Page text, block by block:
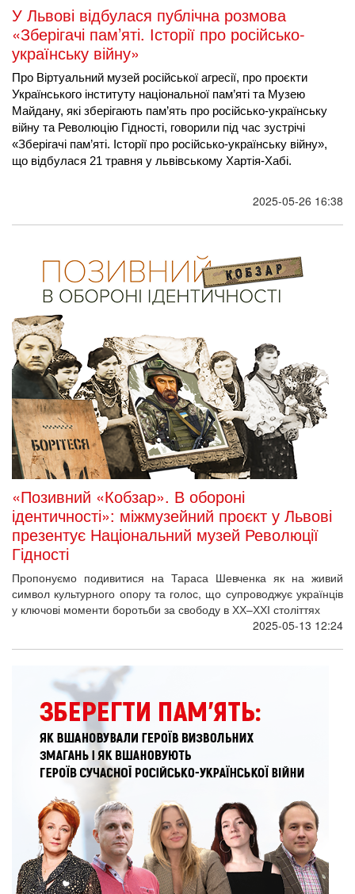
У Львові відбулася публічна розмова
«Зберігачі пам’яті. Історії про російсько-
українську війну»
Про Віртуальний музей російської агресії, про проєкти
Українського інституту національної пам’яті та Музею
Майдану, які зберігають пам’ять про російсько-українську
війну та Революцію Гідності, говорили під час зустрічі
«Зберігачі пам’яті. Історії про російсько-українську війну»,
що відбулася 21 травня у львівському Хартія-Хабі.
2025-05-26 16:38
«Позивний «Кобзар». В обороні
ідентичності»: міжмузейний проєкт у Львові
презентує Національний музей Революції
Гідності
Пропонуємо подивитися на Тараса Шевченка як на живий
символ культурного опору та голос, що супроводжує українців
у ключові моменти боротьби за свободу в ХХ–ХХІ століттях
2025-05-13 12:24